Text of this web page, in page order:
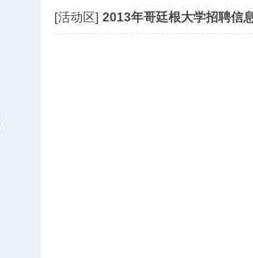
[活动区] 2013年哥廷根大学招聘信